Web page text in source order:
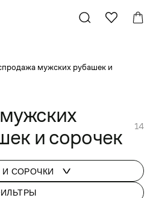
мужских рубашек и
и сорочек
14
И СОРОЧКИ